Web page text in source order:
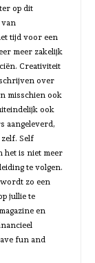
op dit
van
tijd voor een
meer zakelijk
Creativiteit
over
misschien ook
ook
aangeleverd,
Self
het is niet meer
te volgen.
zo een
jullie te
en
fun and